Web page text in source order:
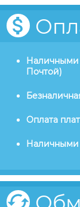
Наличными
Почтой)
Оплата
Наличными